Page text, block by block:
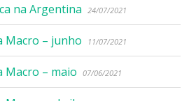
na Argentina 24/07/2021
Macro – junho 11/07/2021
Macro – maio 07/06/2021